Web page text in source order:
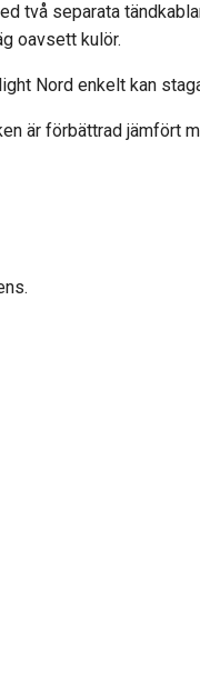
två separata
oavsett kulör.
Nord enkelt kan
är förbättrad jämfört